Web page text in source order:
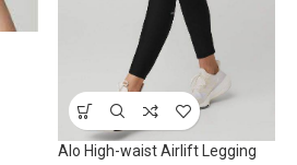
Alo High-waist Airlift Legging